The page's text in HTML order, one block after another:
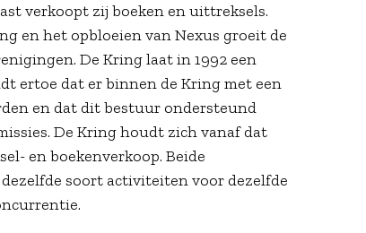
verkoopt zij boeken en uittreksels.
en het opbloeien van Nexus groeit de
De Kring laat in 1992 een
ertoe dat er binnen de Kring met een
en dat dit bestuur ondersteund
De Kring houdt zich vanaf dat
en boekenverkoop. Beide
soort activiteiten voor dezelfde